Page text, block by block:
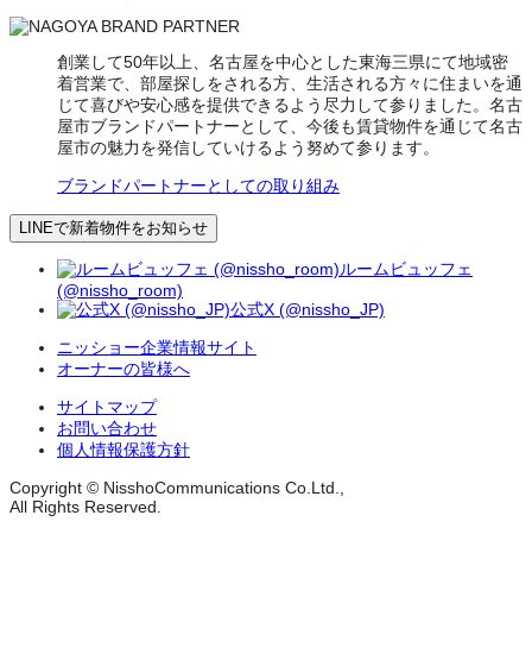
創業して50年以上、名古屋を中心とした東海三県にて地域密
着営業で、部屋探しをされる方、生活される方々に住まいを通
じて喜びや安心感を提供できるよう尽力して参りました。名古
屋市ブランドパートナーとして、今後も賃貸物件を通じて名古
屋市の魅力を発信していけるよう努めて参ります。
ブランドパートナーとしての取り組み
LINEで新着物件をお知らせ
ルームビュッフェ
(@nissho_room)
公式X (@nissho_JP)
ニッショー企業情報サイト
オーナーの皆様へ
サイトマップ
お問い合わせ
個人情報保護方針
Copyright © NisshoCommunications Co.Ltd.,
All Rights Reserved.